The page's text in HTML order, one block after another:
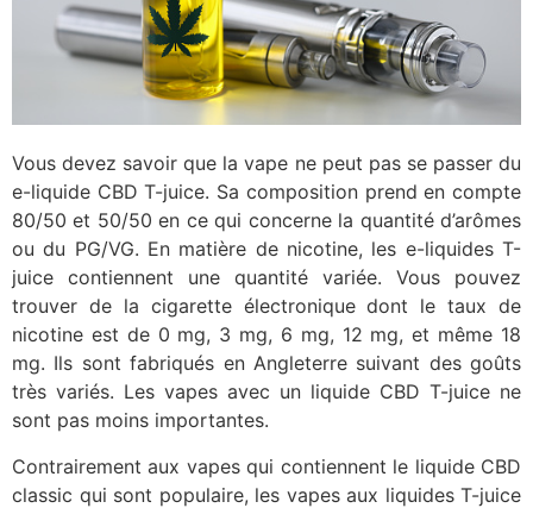
Vous devez savoir que la vape ne peut pas se passer du
e-liquide CBD T-juice. Sa composition prend en compte
80/50 et 50/50 en ce qui concerne la quantité d’arômes
ou du PG/VG. En matière de nicotine, les e-liquides T-
juice contiennent une quantité variée. Vous pouvez
trouver de la cigarette électronique dont le taux de
nicotine est de 0 mg, 3 mg, 6 mg, 12 mg, et même 18
mg. Ils sont fabriqués en Angleterre suivant des goûts
très variés. Les vapes avec un liquide CBD T-juice ne
sont pas moins importantes.
Contrairement aux vapes qui contiennent le liquide CBD
classic qui sont populaire, les vapes aux liquides T-juice